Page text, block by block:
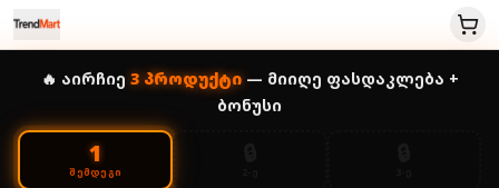
🔥 აირჩიე 3პროდუქტი— მიიღე ფასდაკლება +
ბონუსი
1
ᲨᲔᲛᲓᲔᲒᲘ